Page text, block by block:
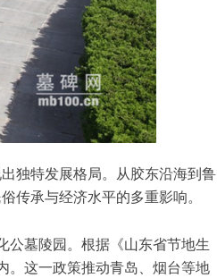
独特发展格局。从胶东沿海到鲁
传承与经济水平的多重影响。
公墓陵园。根据《山东省节地生
。这一政策推动青岛、烟台等地